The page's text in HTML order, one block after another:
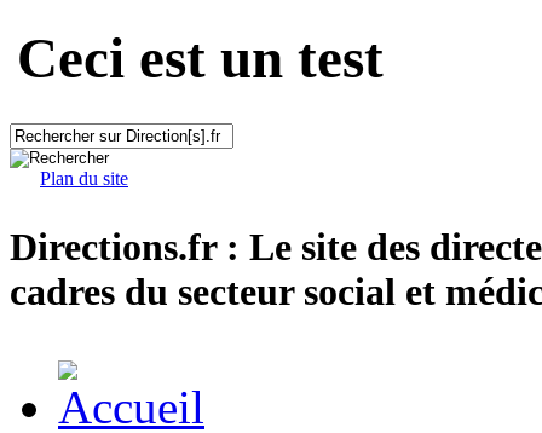
Ceci est un test
Plan du site
Directions.fr : Le site des
cadres du secteur social et